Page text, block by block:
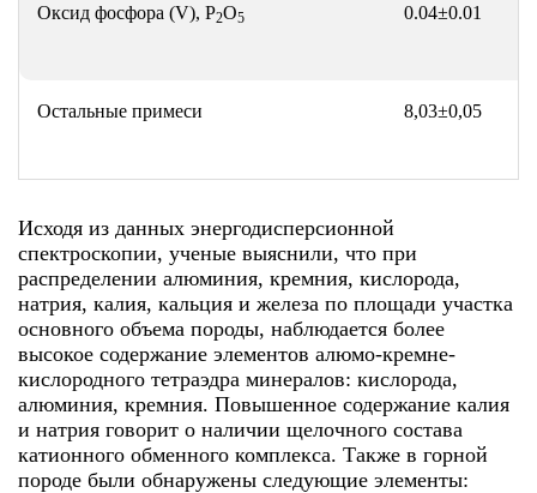
Оксид фосфора (V), P2O5 0.04±0.01
Остальные примеси 8,03±0,05
Исходя из данных энергодисперсионной
спектроскопии, ученые выяснили, что при
распределении алюминия, кремния, кислорода,
натрия, калия, кальция и железа по площади участка
основного объема породы, наблюдается более
высокое содержание элементов алюмо-кремне-
кислородного тетраэдра минералов: кислорода,
алюминия, кремния. Повышенное содержание калия
и натрия говорит о наличии щелочного состава
катионного обменного комплекса. Также в горной
породе были обнаружены следующие элементы: